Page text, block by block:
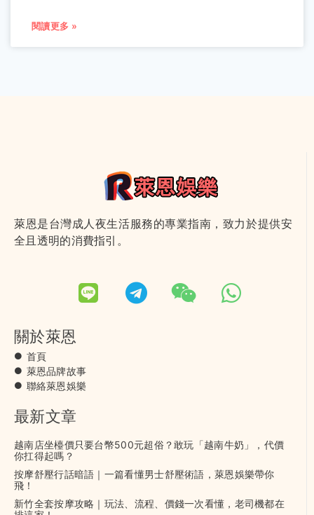
閱讀更多 »
萊恩是台灣成人夜生活服務的專業指南，致力於提供安
全且透明的消費指引。
關於萊恩
首頁
萊恩品牌故事
聯絡萊恩娛樂
最新文章
越南店坐檯價只要台幣500元超俗？敢玩「越南牛奶」，代價
你扛得起嗎？
按摩舒壓行話暗語｜一篇看懂男士舒壓術語，萊恩娛樂帶你
飛！
新竹全套按摩攻略｜玩法、流程、價錢一次看懂，老司機都在